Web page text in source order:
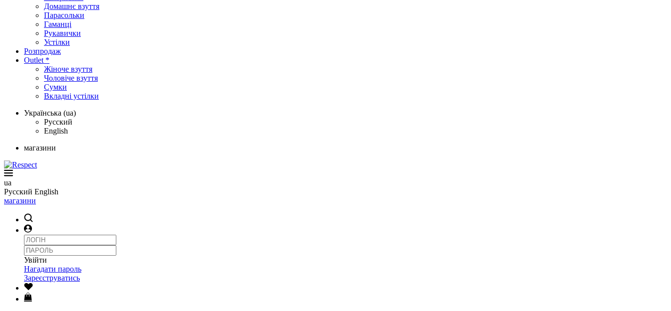
Домашнє взуття
Парасольки
Гаманці
Рукавички
Устілки
Розпродаж
Outlet *
Жіноче взуття
Чоловіче взуття
Сумки
Вкладні устілки
Українська (ua)
Русский
English
магазини
ua
Русский English
магазини
Увійти
Нагадати пароль
Зареєструватись